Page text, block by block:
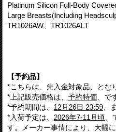
Platinum Silicon Full-Body
Large Breasts(Including
TR1026AW、TR1026ALT
【予約品】
*こちらは、 先入金対象品 、とな
*上記販売価格は、 予約特価 、で
*予約期間は、 12月26日 23:59 、
*入荷予定は、 2026年7-11月頃
す。メーカー事情により、大幅